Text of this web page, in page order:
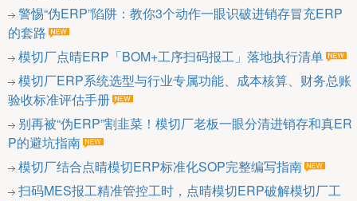
警惕“伪ERP”陷阱：教你3个动作一眼识破进销存冒充ERP
的套路
模切厂点晴ERP「BOM+工序扫码报工」落地执行清单
模切厂ERP系统选型与行业专属功能、成本核算、财务总账
验收标准评估手册
别再被“伪ERP”割韭菜！模切厂老板一眼分清进销存和真ER
P的避坑指南
模切厂结合点晴模切ERP标准化SOP完整编写指南
扫码MES报工精准管控工时，点晴模切ERP破解模切厂工